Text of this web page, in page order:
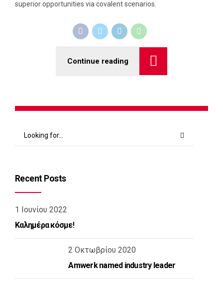
superior opportunities via covalent scenarios.
Continue reading
Recent Posts
1 Ιουνίου 2022
Καλημέρα κόσμε!
2 Οκτωβρίου 2020
Amwerk named industry leader